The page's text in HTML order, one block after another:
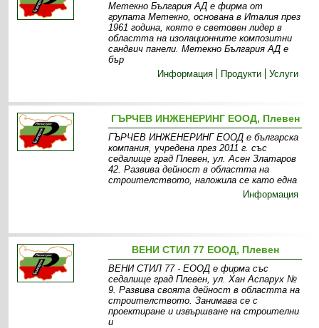
Метекно България АД е фирма от
групата Метекно, основана в Италия през
1961 година, която е световен лидер в
областта на изолационните композитни
сандвич панели. Метекно България АД е
бър
Информация
Продукти Услуги
ГЪРЧЕВ ИНЖЕНЕРИНГ ЕООД, Плевен
ГЪРЧЕВ ИНЖЕНЕРИНГ ЕООД е българска
компания, учредена през 2011 г. със
седалище град Плевен, ул. Асен Златаров
42. Развива дейност в областта на
строителството, наложила се като една
Информация
ВЕНИ СТИЛ 77 ЕООД, Плевен
ВЕНИ СТИЛ 77 - ЕООД е фирма със
седалище град Плевен, ул. Хан Аспарух №
9. Развива своята дейност в областта на
строителството. Занимава се с
проектиране и извършване на строителни
и